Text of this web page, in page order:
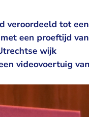
veroordeeld tot een
een proeftijd
wijk
videovoertuig van